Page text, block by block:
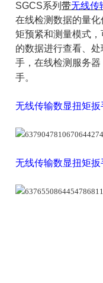
SGCS系列 带无线传
在线检测数据的量化
矩预紧和测量模式
的数据进行查看、
手，在线检测服务
手。
无线传输数显扭矩扳
无线传输数显扭矩扳